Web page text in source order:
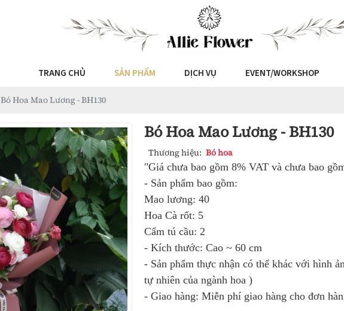
TRANG CHỦ SẢN PHẨM DỊCH VỤ EVENT/WORKSHOP
Bó Hoa Mao Lương - BH130
Bó Hoa Mao Lương - BH130
Thương hiệu: Bó hoa
"Giá chưa bao gồm 8% VAT và chưa bao
- Sản phẩm bao gồm:
Mao lương: 40
Hoa Cà rốt: 5
Cẩm tú cầu: 2
- Kích thước: Cao ~ 60 cm
- Sản phẩm thực nhận có thể khác với hình
tự nhiên của ngành hoa )
- Giao hàng: Miễn phí giao hàng cho đơn